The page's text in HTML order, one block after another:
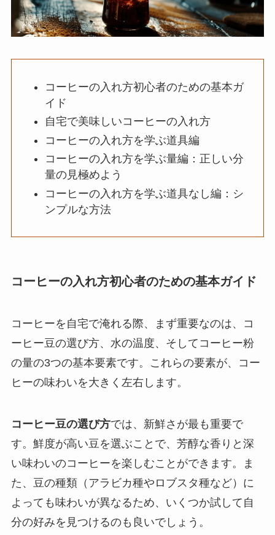
コーヒーの入れ方初心者のための基本ガ
イド
自宅で美味しいコーヒーの入れ方
コーヒーの入れ方を学ぶ道具編
コーヒーの入れ方を学ぶ量編：正しい分
量の見極めよう
コーヒーの入れ方を学ぶ道具なし編：シ
ンプルな方法
コーヒーの入れ方初心者のための基本ガイド
コーヒーを自宅で淹れる際、まず重要なのは、コ
ーヒー豆の選び方、水の温度、そしてコーヒー粉
の量の3つの基本要素です。これらの要素が、コー
ヒーの味わいを大きく左右します。
コーヒー豆の選び方では、新鮮さが最も重要で
す。鮮度が高い豆を選ぶことで、芳醇な香りと深
い味わいのコーヒーを楽しむことができます。ま
た、豆の種類（アラビカ種やロブスタ種など）に
よっても味わいが異なるため、いくつか試して自
分の好みを見つけるのも良いでしょう。